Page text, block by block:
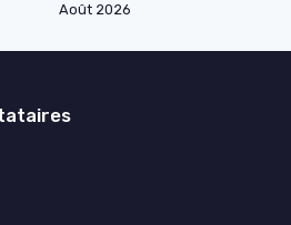
Août 2026